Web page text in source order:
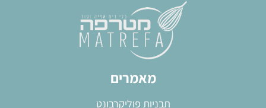
מאמרים
תבניות פוליקרבונט